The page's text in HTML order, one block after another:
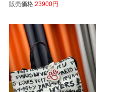
きる
販売価格:23900円